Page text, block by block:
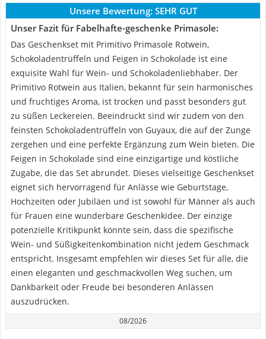
Unsere Bewertung: SEHR GUT
Unser Fazit für Fabelhafte-geschenke Primasole:
Das Geschenkset mit Primitivo Primasole Rotwein,
Schokoladentrüffeln und Feigen in Schokolade ist eine
exquisite Wahl für Wein- und Schokoladenliebhaber. Der
Primitivo Rotwein aus Italien, bekannt für sein harmonisches
und fruchtiges Aroma, ist trocken und passt besonders gut
zu süßen Leckereien. Beeindruckt sind wir zudem von den
feinsten Schokoladentrüffeln von Guyaux, die auf der Zunge
zergehen und eine perfekte Ergänzung zum Wein bieten. Die
Feigen in Schokolade sind eine einzigartige und köstliche
Zugabe, die das Set abrundet. Dieses vielseitige Geschenkset
eignet sich hervorragend für Anlässe wie Geburtstage,
Hochzeiten oder Jubiläen und ist sowohl für Männer als auch
für Frauen eine wunderbare Geschenkidee. Der einzige
potenzielle Kritikpunkt könnte sein, dass die spezifische
Wein- und Süßigkeitenkombination nicht jedem Geschmack
entspricht. Insgesamt empfehlen wir dieses Set für alle, die
einen eleganten und geschmackvollen Weg suchen, um
Dankbarkeit oder Freude bei besonderen Anlässen
auszudrücken.
08/2026